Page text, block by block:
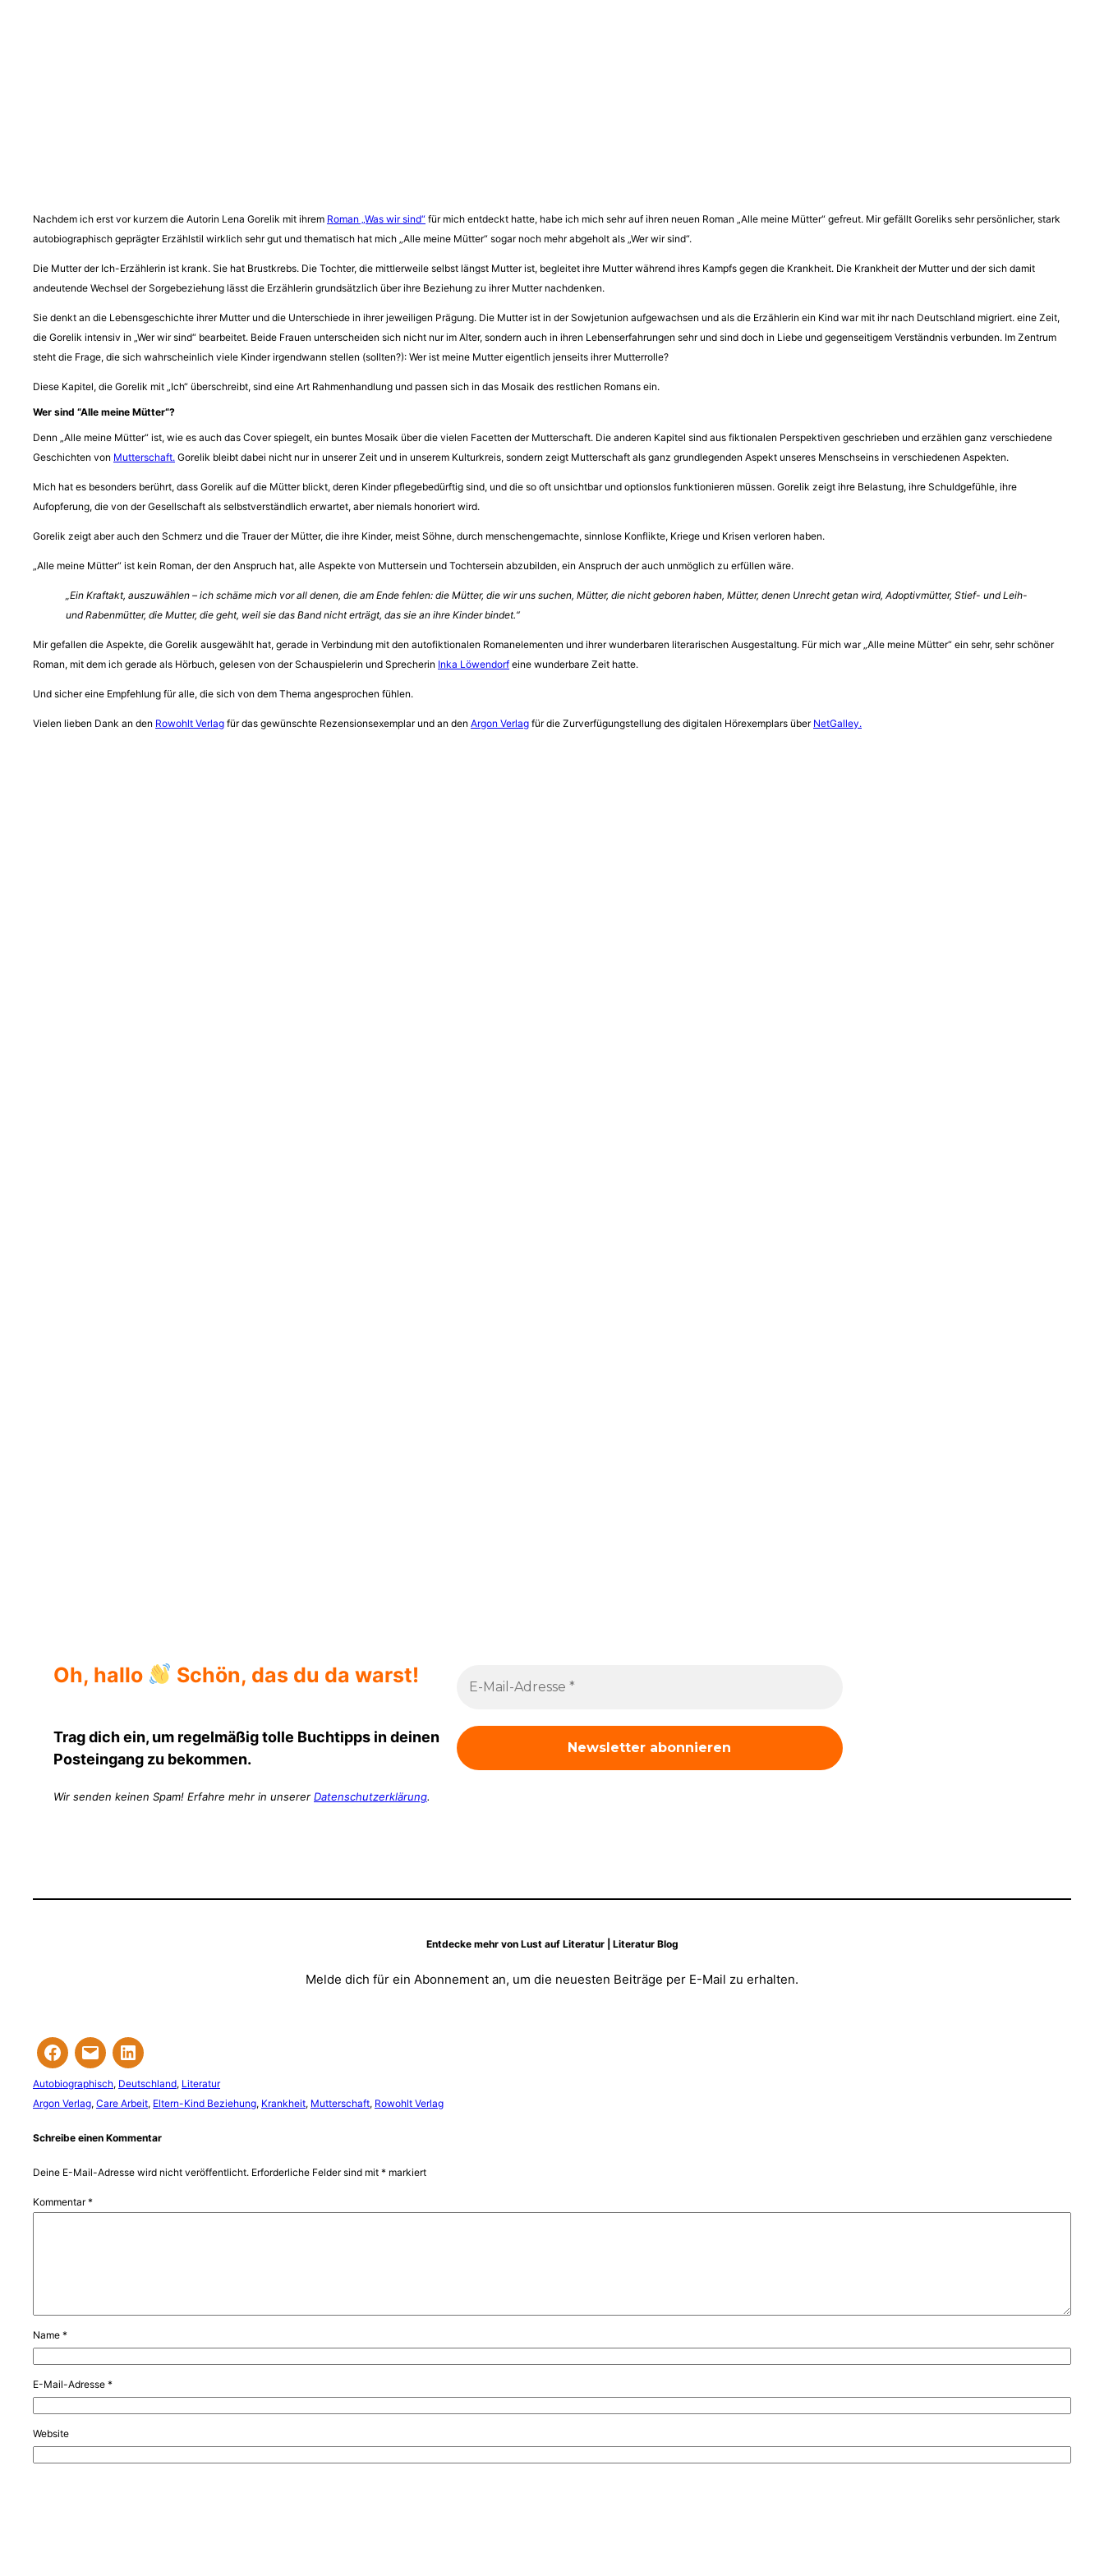
Nachdem ich erst vor kurzem die Autorin Lena Gorelik mit ihrem Roman „Was wir sind“ für mich entdeckt hatte, habe ich mich sehr auf ihren neuen Roman „Alle meine Mütter“ gefreut. Mir gefällt Goreliks sehr persönlicher, stark
autobiographisch geprägter Erzählstil wirklich sehr gut und thematisch hat mich „Alle meine Mütter“ sogar noch mehr abgeholt als „Wer wir sind“.
Die Mutter der Ich-Erzählerin ist krank. Sie hat Brustkrebs. Die Tochter, die mittlerweile selbst längst Mutter ist, begleitet ihre Mutter während ihres Kampfs gegen die Krankheit. Die Krankheit der Mutter und der sich damit
andeutende Wechsel der Sorgebeziehung lässt die Erzählerin grundsätzlich über ihre Beziehung zu ihrer Mutter nachdenken.
Sie denkt an die Lebensgeschichte ihrer Mutter und die Unterschiede in ihrer jeweiligen Prägung. Die Mutter ist in der Sowjetunion aufgewachsen und als die Erzählerin ein Kind war mit ihr nach Deutschland migriert. eine Zeit,
die Gorelik intensiv in „Wer wir sind“ bearbeitet. Beide Frauen unterscheiden sich nicht nur im Alter, sondern auch in ihren Lebenserfahrungen sehr und sind doch in Liebe und gegenseitigem Verständnis verbunden. Im Zentrum
steht die Frage, die sich wahrscheinlich viele Kinder irgendwann stellen (sollten?): Wer ist meine Mutter eigentlich jenseits ihrer Mutterrolle?
Diese Kapitel, die Gorelik mit „Ich“ überschreibt, sind eine Art Rahmenhandlung und passen sich in das Mosaik des restlichen Romans ein.
Wer sind “Alle meine Mütter“?
Denn „Alle meine Mütter“ ist, wie es auch das Cover spiegelt, ein buntes Mosaik über die vielen Facetten der Mutterschaft. Die anderen Kapitel sind aus fiktionalen Perspektiven geschrieben und erzählen ganz verschiedene
Geschichten von Mutterschaft. Gorelik bleibt dabei nicht nur in unserer Zeit und in unserem Kulturkreis, sondern zeigt Mutterschaft als ganz grundlegenden Aspekt unseres Menschseins in verschiedenen Aspekten.
Mich hat es besonders berührt, dass Gorelik auf die Mütter blickt, deren Kinder pflegebedürftig sind, und die so oft unsichtbar und optionslos funktionieren müssen. Gorelik zeigt ihre Belastung, ihre Schuldgefühle, ihre
Aufopferung, die von der Gesellschaft als selbstverständlich erwartet, aber niemals honoriert wird.
Gorelik zeigt aber auch den Schmerz und die Trauer der Mütter, die ihre Kinder, meist Söhne, durch menschengemachte, sinnlose Konflikte, Kriege und Krisen verloren haben.
„Alle meine Mütter“ ist kein Roman, der den Anspruch hat, alle Aspekte von Muttersein und Tochtersein abzubilden, ein Anspruch der auch unmöglich zu erfüllen wäre.
„Ein Kraftakt, auszuwählen – ich schäme mich vor all denen, die am Ende fehlen: die Mütter, die wir uns suchen, Mütter, die nicht geboren haben, Mütter, denen Unrecht getan wird, Adoptivmütter, Stief- und Leih-
und Rabenmütter, die Mutter, die geht, weil sie das Band nicht erträgt, das sie an ihre Kinder bindet.“
Mir gefallen die Aspekte, die Gorelik ausgewählt hat, gerade in Verbindung mit den autofiktionalen Romanelementen und ihrer wunderbaren literarischen Ausgestaltung. Für mich war „Alle meine Mütter“ ein sehr, sehr schöner
Roman, mit dem ich gerade als Hörbuch, gelesen von der Schauspielerin und Sprecherin Inka Löwendorf eine wunderbare Zeit hatte.
Und sicher eine Empfehlung für alle, die sich von dem Thema angesprochen fühlen.
Vielen lieben Dank an den Rowohlt Verlag für das gewünschte Rezensionsexemplar und an den Argon Verlag für die Zurverfügungstellung des digitalen Hörexemplars über NetGalley.
Oh, hallo Schön, das du da warst!
Trag dich ein, um regelmäßig tolle Buchtipps in deinen
Posteingang zu bekommen.
Wir senden keinen Spam! Erfahre mehr in unserer Datenschutzerklärung.
Entdecke mehr von Lust auf Literatur | Literatur Blog
Melde dich für ein Abonnement an, um die neuesten Beiträge per E-Mail zu erhalten.
Autobiographisch, Deutschland, Literatur
Argon Verlag, Care Arbeit, Eltern-Kind Beziehung, Krankheit, Mutterschaft, Rowohlt Verlag
Schreibe einen Kommentar
Deine E-Mail-Adresse wird nicht veröffentlicht. Erforderliche Felder sind mit * markiert
Kommentar*
Name *
E-Mail-Adresse *
Website